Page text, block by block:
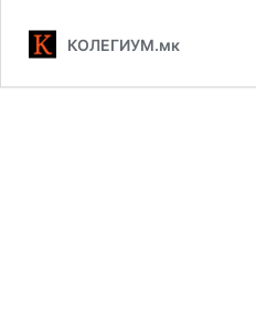
КОЛЕГИУМ.мк